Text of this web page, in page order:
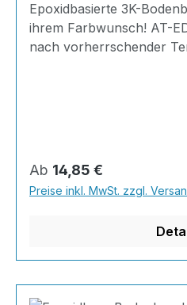
Epoxidbasierte 3K-
ihrem Farbwunsch! AT-
nach vorherrschender
Gramm Härter20 Gramm
der RAL-Farben505
Regulärer Preis:
Ab 14,85 €
Preise inkl. MwSt. zzgl.